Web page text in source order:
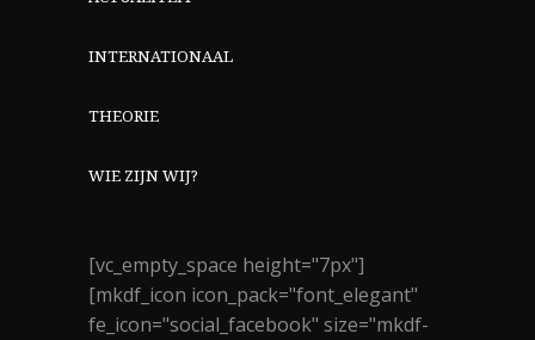
INTERNATIONAAL
THEORIE
WIE ZIJN WIJ?
[vc_empty_space height="7px"]
[mkdf_icon icon_pack="font_elegant"
fe_icon="social_facebook" size="mkdf-